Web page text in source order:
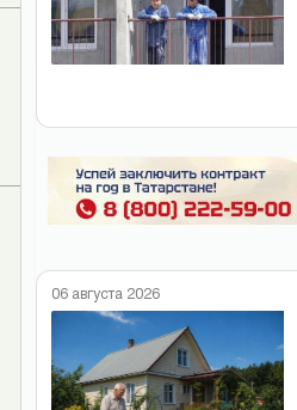
06 августа 2026